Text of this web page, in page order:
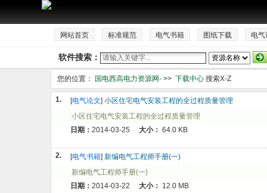
网站首页 标准规范 电气书籍 图纸下载 电气
软件搜索：
您的位置： 国电西高电力资源网- >> 下载中心 搜索X-Z
1. [电气论文] 小区住宅电气安装工程的全过程质量管理
小区住宅电气安装工程的全过程质量管理
日期： 2014-03-25 大小： 64.0 KB
2. [电气书籍] 新编电气工程师手册(一)
新编电气工程师手册(一)
日期： 2014-03-22 大小： 12.0 MB